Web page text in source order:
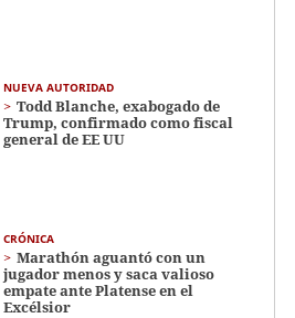
NUEVA AUTORIDAD
Todd Blanche, exabogado de
Trump, confirmado como fiscal
general de EE UU
CRÓNICA
Marathón aguantó con un
jugador menos y saca valioso
empate ante Platense en el
Excélsior